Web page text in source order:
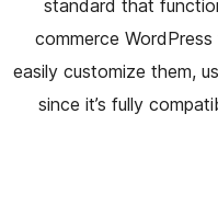
standard that
commerce
easily customize them,
since it’s fully